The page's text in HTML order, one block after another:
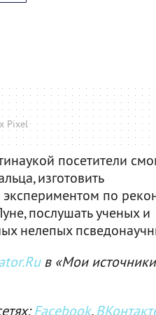
Pixel
посетители
изготовить
по
послушать ученых и
нелепых
в «Мои
Facebook,